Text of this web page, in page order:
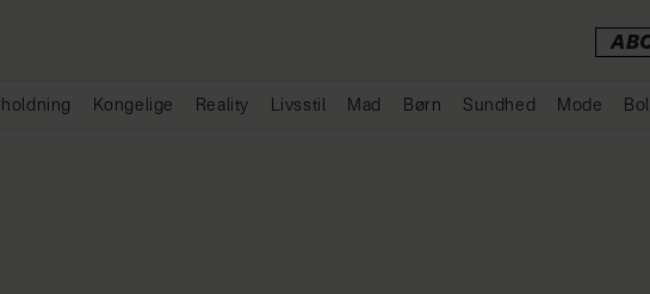
Kongelige Reality Livsstil Mad Børn Sundhed Mode